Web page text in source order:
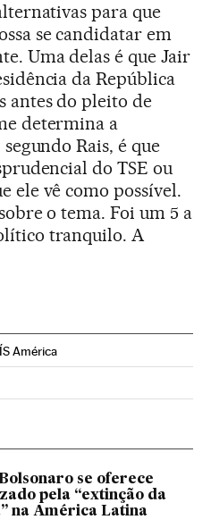
para que
se candidatar em
Uma delas é que Jair
da República
antes do pleito de
determina a
Rais, é que
do TSE ou
ele vê como possível.
o tema. Foi um 5 a
tranquilo. A
América
se oferece
pela “extinção da
na América Latina